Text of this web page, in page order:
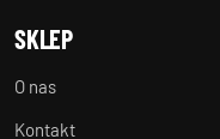
SKLEP
O nas
Kontakt